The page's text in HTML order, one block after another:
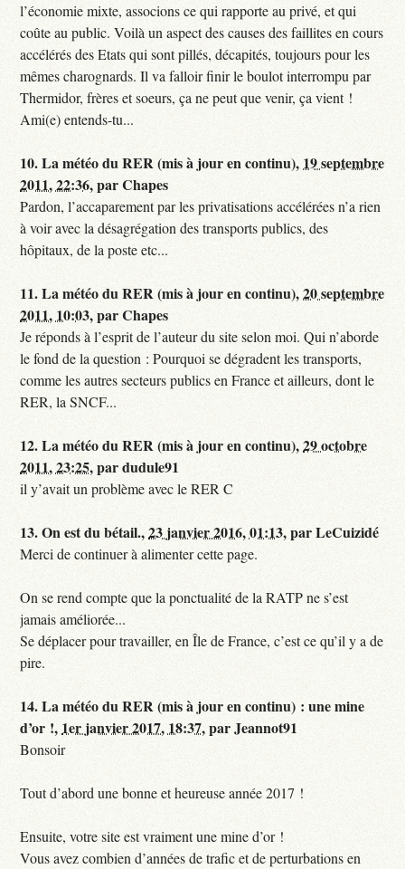
l’économie mixte, associons ce qui rapporte au privé, et qui
coûte au public. Voilà un aspect des causes des faillites en cours
accélérés des Etats qui sont pillés, décapités, toujours pour les
mêmes charognards. Il va falloir finir le boulot interrompu par
Thermidor, frères et soeurs, ça ne peut que venir, ça vient !
Ami(e) entends-tu...
10.La météo du RER (mis à jour en continu), 19 septembre
2011, 22:36,parChapes
Pardon, l’accaparement par les privatisations accélérées n’a rien
à voir avec la désagrégation des transports publics, des
hôpitaux, de la poste etc...
11.La météo du RER (mis à jour en continu),20 septembre
2011, 10:03,parChapes
Je réponds à l’esprit de l’auteur du site selon moi. Qui n’aborde
le fond de la question : Pourquoi se dégradent les transports,
comme les autres secteurs publics en France et ailleurs, dont le
RER, la SNCF...
12.La météo du RER (mis à jour en continu),29 octobre
2011, 23:25,pardudule91
il y’avait un problème avec le RER C
13.On est du bétail.,23 janvier 2016, 01:13,parLeCuizidé
Merci de continuer à alimenter cette page.
On se rend compte que la ponctualité de la RATP ne s’est
jamais améliorée...
Se déplacer pour travailler, en Île de France, c’est ce qu’il y a de
pire.
14.La météo du RER (mis à jour en continu) : une mine
d’or !, 1er janvier 2017, 18:37,parJeannot91
Bonsoir
Tout d’abord une bonne et heureuse année 2017 !
Ensuite, votre site est vraiment une mine d’or !
Vous avez combien d’années de trafic et de perturbations en